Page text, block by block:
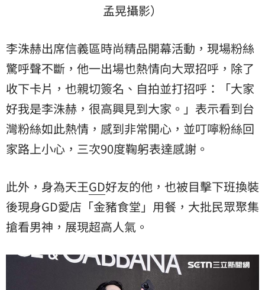
孟晃攝影）
李洙赫出席信義區時尚精品開幕活動，現場粉絲
驚呼聲不斷，他一出場也熱情向大眾招呼，除了
收下卡片，也親切簽名、自拍並打招呼：「大家
好我是李洙赫，很高興見到大家。」表示看到台
灣粉絲如此熱情，感到非常開心，並叮嚀粉絲回
家路上小心，三次90度鞠躬表達感謝。
此外，身為天王GD好友的他，也被目擊下班換裝
後現身GD愛店「金豬食堂」用餐，大批民眾聚集
搶看男神，展現超高人氣。